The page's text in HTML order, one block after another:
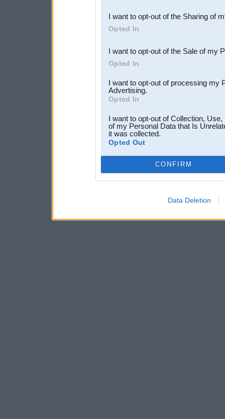
Downstream Participants
third parties.
I want to opt-out of the Sharing of
Opted In
I want to opt-out of the Sale of my
Opted In
I want to opt-out of processing my
Advertising.
Opted In
I want to opt-out of Collection,
of my Personal Data that Is
it was collected.
Opted Out
CONFIRM
Data Deletion